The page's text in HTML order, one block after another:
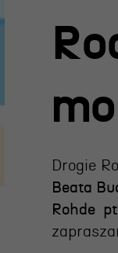
Drogie
Beata
Rohde